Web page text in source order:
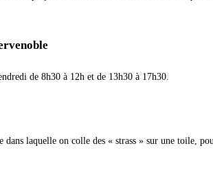
de 8h30 à 12h et de 13h30 à 17h30.
laquelle on colle des « strass » sur une toile,